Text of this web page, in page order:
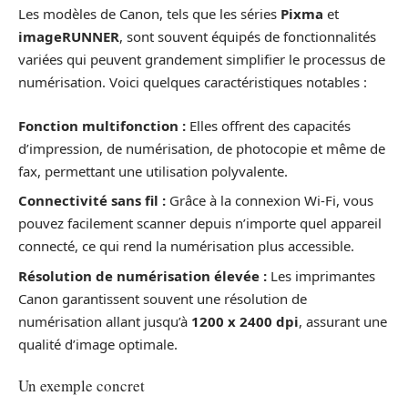
Les modèles de Canon, tels que les séries Pixma et
imageRUNNER, sont souvent équipés de fonctionnalités
variées qui peuvent grandement simplifier le processus de
numérisation. Voici quelques caractéristiques notables :
Fonction multifonction : Elles offrent des capacités
d’impression, de numérisation, de photocopie et même de
fax, permettant une utilisation polyvalente.
Connectivité sans fil : Grâce à la connexion Wi-Fi, vous
pouvez facilement scanner depuis n’importe quel appareil
connecté, ce qui rend la numérisation plus accessible.
Résolution de numérisation élevée : Les imprimantes
Canon garantissent souvent une résolution de
numérisation allant jusqu’à 1200 x 2400 dpi, assurant une
qualité d’image optimale.
Un exemple concret